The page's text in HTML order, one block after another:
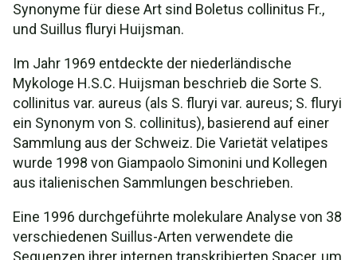
Synonyme für diese Art sind Boletus collinitus Fr.,
und Suillus fluryi Huijsman.
Im Jahr 1969 entdeckte der niederländische
Mykologe H.S.C. Huijsman beschrieb die Sorte S.
collinitus var. aureus (als S. fluryi var. aureus; S. fluryi
ein Synonym von S. collinitus), basierend auf einer
Sammlung aus der Schweiz. Die Varietät velatipes
wurde 1998 von Giampaolo Simonini und Kollegen
aus italienischen Sammlungen beschrieben.
Eine 1996 durchgeführte molekulare Analyse von 38
verschiedenen Suillus-Arten verwendete die
Sequenzen ihrer internen transkribierten Spacer, um